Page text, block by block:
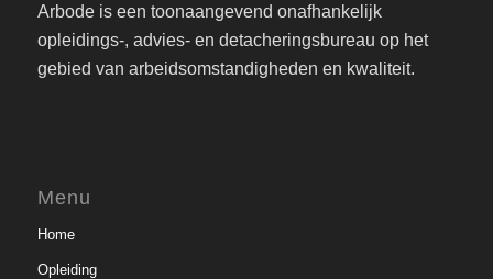
Arbode is een toonaangevend onafhankelijk
opleidings-, advies- en detacheringsbureau op het
gebied van arbeidsomstandigheden en kwaliteit.
Menu
Home
Opleiding